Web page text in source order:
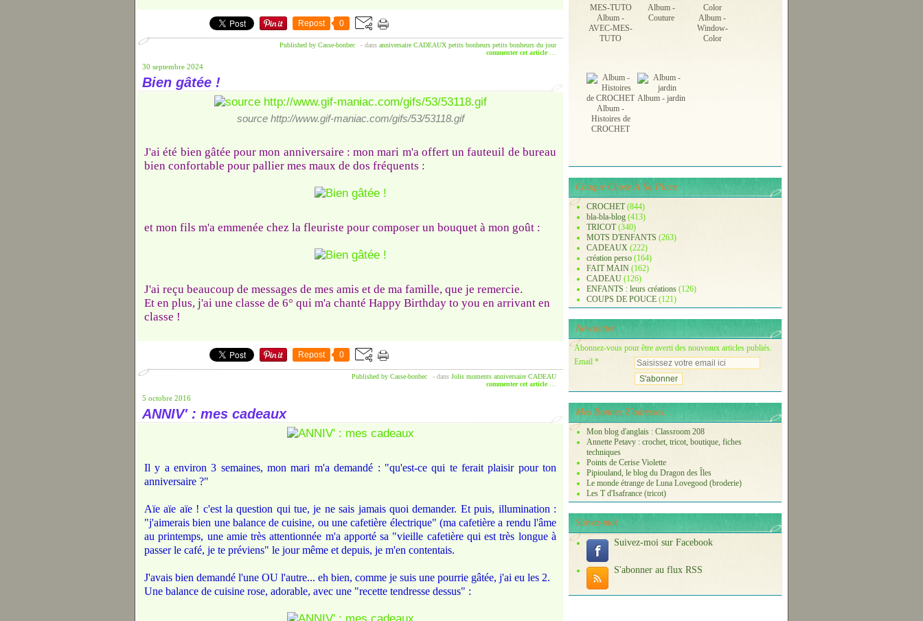
Repost 0
Published by Casse-bonbec - dans anniversaire CADEAUX petits bonheurs petits bonheurs du jour
commenter cet article
30 septembre 2024
Bien gâtée !
source http://www.gif-maniac.com/gifs/53/53118.gif
J'ai été bien gâtée pour mon anniversaire : mon mari m'a offert un fauteuil de bureau
bien confortable pour pallier mes maux de dos fréquents :
et mon fils m'a emmenée chez la fleuriste pour composer un bouquet à mon goût :
J'ai reçu beaucoup de messages de mes amis et de ma famille, que je remercie.
Et en plus, j'ai une classe de 6° qui m'a chanté Happy Birthday to you en arrivant en
classe !
Repost 0
Published by Casse-bonbec - dans Jolis moments anniversaire CADEAU
commenter cet article
5 octobre 2016
ANNIV' : mes cadeaux
Il y a environ 3 semaines, mon mari m'a demandé : "qu'est-ce qui te ferait plaisir pour ton
anniversaire ?"
Aïe aïe aïe ! c'est la question qui tue, je ne sais jamais quoi demander. Et puis, illumination :
"j'aimerais bien une balance de cuisine, ou une cafetière électrique" (ma cafetière a rendu l'âme
au printemps, une amie très attentionnée m'a apporté sa "vieille cafetière qui est très longue à
passer le café, je te préviens" le jour même et depuis, je m'en contentais.
J'avais bien demandé l'une OU l'autre... eh bien, comme je suis une pourrie gâtée, j'ai eu les 2.
Une balance de cuisine rose, adorable, avec une "recette tendresse dessus" :
Album -
AVEC-MES-
TUTO
Album -
Couture
Album -
Window-
Color
Album -
Histoires de
CROCHET
Album - jardin
Chaque Chose À Sa Place.
CROCHET(844)
bla-bla-blog (413)
TRICOT(340)
MOTS D'ENFANTS (263)
CADEAUX (222)
création perso (164)
FAIT MAIN (162)
CADEAU (126)
ENFANTS : leurs créations (126)
COUPS DE POUCE (121)
Newsletter
Abonnez-vous pour être averti des nouveaux articles publiés.
Email
Mes Bonnes Z'adresses...
Mon blog d'anglais : Classroom 208
Annette Petavy : crochet, tricot, boutique, fiches
techniques
Points de Cerise Violette
Pipiouland, le blog du Dragon des Îles
Le monde étrange de Luna Lovegood (broderie)
Les T d'Isafrance (tricot)
Suivez-moi
Suivez-moi sur Facebook
S'abonner au flux RSS